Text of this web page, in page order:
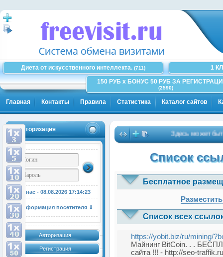
Диета от искусственного интеллекта. (711)
1
150 РУБ x БОНУС 50 РУБ ЗА
(2590)
Главная Контакты Правила Статистика Каталог сайтов
Авторизация
У нас - 08.08.2026 17:14:23
Информация посетителя ⇓
Авторизация
Регистрация
Здесь может быть
Список
Бесплатное
Список всех
https://yobit.biz/ru/mining/
Майнинг BitCoin. . .
сайта !!! - http://seo-